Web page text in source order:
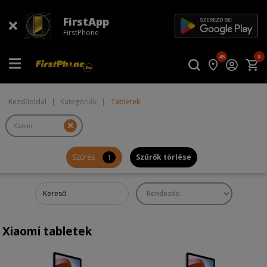
FirstApp
FirstPhone
45 0
Kezdőoldal | Kategóriák | Tabletek
Szűrés 1 Szűrők törlése
Xiaomi tabletek